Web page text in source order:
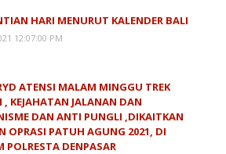
HARI MENURUT KALENDER BALI
12:07:00 PM
ATENSI MALAM MINGGU TREK
, KEJAHATAN JALANAN DAN
DAN ANTI PUNGLI ,DIKAITKAN
OPRASI PATUH AGUNG 2021, DI
POLRESTA DENPASAR